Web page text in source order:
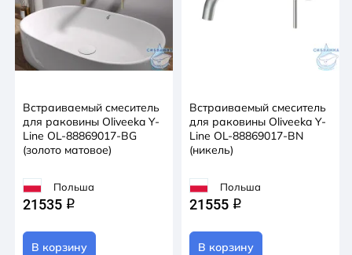
Встраиваемый смеситель
для раковины Oliveeka Y-
Line OL-88869017-BG
(золото матовое)
Польша
21535 q
В корзину
Встраиваемый смеситель
для раковины Oliveeka Y-
Line OL-88869017-BN
(никель)
Польша
21555 q
В корзину